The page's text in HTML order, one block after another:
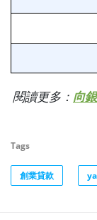
閱讀更多： 向
Tags
創業貸款